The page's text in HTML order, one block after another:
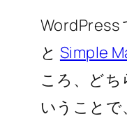
WordPress
と Simple
ころ、ど
いうことで